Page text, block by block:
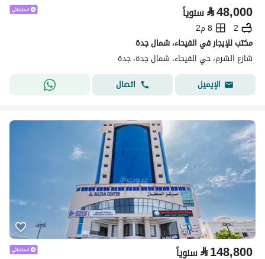
⃁48,000 سنوياً
2
8 م2
مكتب للإيجار في الفيحاء، شمال جدة
شارع الشرم، حي الفيحاء، شمال جدة، جدة
الإيميل
اتصال
⃁148,800 سنوياً